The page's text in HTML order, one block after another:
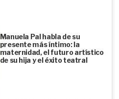
Manuela Pal habla de su
presente más íntimo: la
maternidad, el futuro artístico
de su hija y el éxito teatral